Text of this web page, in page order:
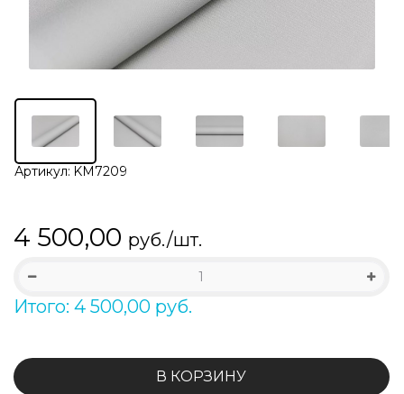
Артикул: KM7209
4 500,00 руб./шт.
Итого: 4 500,00 руб.
В КОРЗИНУ